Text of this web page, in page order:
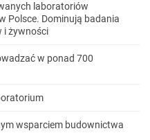
laboratoriów
Polsce. Dominują badania
i żywności
w ponad 700
wsparciem budownictwa